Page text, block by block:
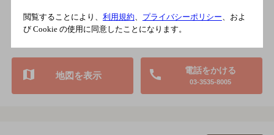
19席
電話をかける
03-3535-8005
地図を表示
閲覧することにより、 利用規約 プライバシーポリシー 、およ
び Cookie の使用に同意したことになります。